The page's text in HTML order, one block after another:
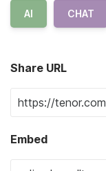
AI CHAT
Share URL
Embed